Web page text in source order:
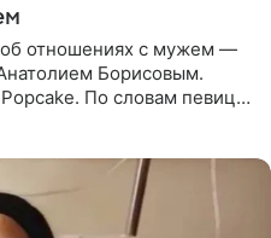
об отношениях с мужем —
Борисовым.
По словам певицы,